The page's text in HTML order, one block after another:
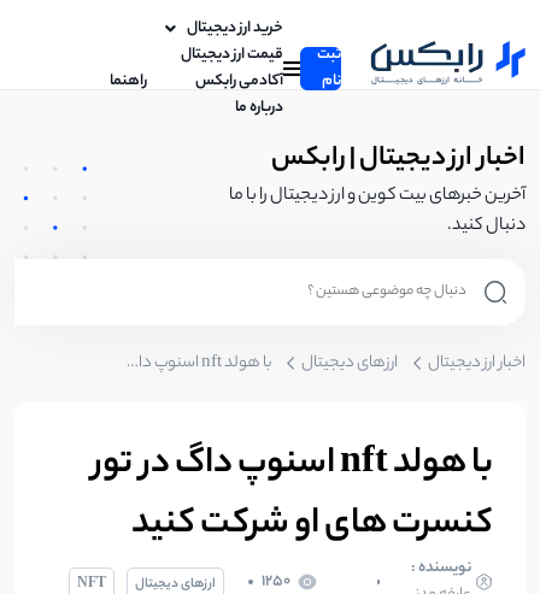
ثبت
نام
خرید ارز دیجیتال
قیمت ارز دیجیتال
آکادمی رابکس
راهنما
درباره ما
اخبار ارز دیجیتال | رابکس
آخرین خبرهای بیت کوین و ارز دیجیتال را با ما
دنبال کنید.
اخبار ارز دیجیتال ارزهای دیجیتال با هولد nft اسنوپ داگ در تور‌ کنسرت های او شرکت کنید
با هولد nft اسنوپ داگ در تور‌
کنسرت های او شرکت کنید
نویسنده :
1250
ارزهای دیجیتال
NFT